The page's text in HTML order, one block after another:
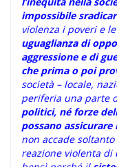
impossibile
violenza i poveri e
uguaglianza di
aggressione e di
che prima o poi
società – locale,
periferia una parte
politici, né forze
possano
non accade
reazione violenta di